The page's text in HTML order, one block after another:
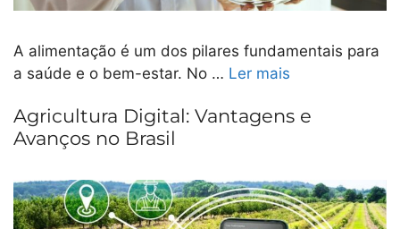
A alimentação é um dos pilares fundamentais para
a saúde e o bem-estar. No … Ler mais
Agricultura Digital: Vantagens e
Avanços no Brasil